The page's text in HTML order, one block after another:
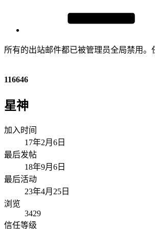
所有的出站邮件都已被管理员全局禁用。
116646
星神
加入时间
17年2月6日
最后发帖
18年9月6日
最后活动
23年4月25日
浏览
3429
信任等级